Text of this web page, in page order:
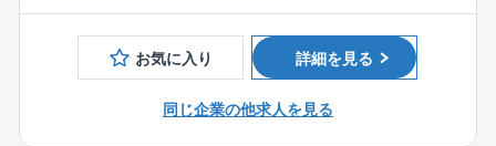
人々の生活の再構築のための金額を算定する、とても
やりがいのある仕事です。
同社では多くの女性社員が活躍しており、補償課では
お気に入り 詳細を見る
同じ企業の他求人を見る